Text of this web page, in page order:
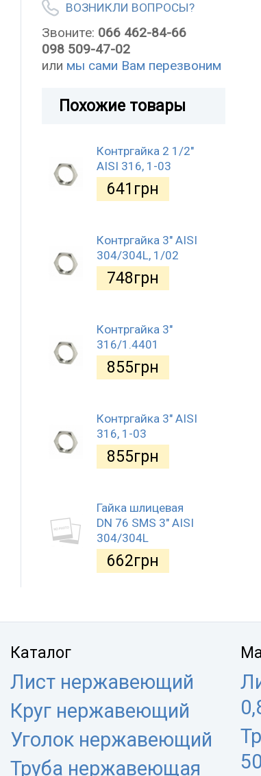
ВОЗНИКЛИ ВОПРОСЫ?
Звоните: 066 462-84-66
098 509-47-02
или мы сами Вам перезвоним
Похожие товары
Контргайка 2 1/2"
AISI 316, 1-03
641 грн
Контргайка 3" AISI
304/304L, 1/02
748грн
Контргайка 3"
316/1.4401
855грн
Контргайка 3" AISI
316, 1-03
855грн
Гайка шлицевая
DN 76 SMS 3" AISI
304/304L
662грн
Каталог
Лист нержавеющий
Круг нержавеющий
Уголок нержавеющий
Труба нержавеющая